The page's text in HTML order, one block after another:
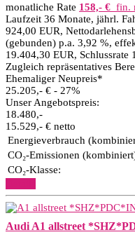
monatliche Rate 158,- € fin.
Laufzeit 36 Monate, jährl.
924,00 EUR,
(gebunden) p.a. 3,92 %,
19.404,30 EUR, Schlussrate
Zugleich repräsentatives
Ehemaliger Neupreis*
25.205,- € - 27%
Unser Angebotspreis:
18.480,-
15.529,- € netto
Energieverbrauch
CO₂-Emissionen
CO₂-Klasse:
Audi A1 allstreet